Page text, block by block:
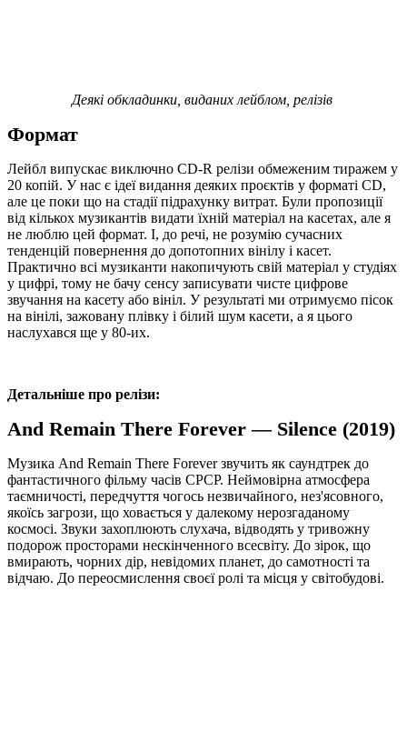
Деякі обкладинки, виданих лейблом, релізів
Формат
Лейбл випускає виключно CD-R релізи обмеженим тиражем у
20 копій. У нас є ідеї видання деяких проєктів у форматі CD,
але це поки що на стадії підрахунку витрат. Були пропозиції
від кількох музикантів видати їхній матеріал на касетах, але я
не люблю цей формат. І, до речі, не розумію сучасних
тенденцій повернення до допотопних вінілу і касет.
Практично всі музиканти накопичують свій матеріал у студіях
у цифрі, тому не бачу сенсу записувати чисте цифрове
звучання на касету або вініл. У результаті ми отримуємо пісок
на вінілі, зажовану плівку і білий шум касети, а я цього
наслухався ще у 80-их.
Детальніше про релізи:
And Remain There Forever — Silence (2019)
Музика And Remain There Forever звучить як саундтрек до
фантастичного фільму часів СРСР. Неймовірна атмосфера
таємничості, передчуття чогось незвичайного, нез'ясовного,
якоїсь загрози, що ховається у далекому нерозгаданому
космосі. Звуки захоплюють слухача, відводять у тривожну
подорож просторами нескінченного всесвіту. До зірок, що
вмирають, чорних дір, невідомих планет, до самотності та
відчаю. До переосмислення своєї ролі та місця у світобудові.